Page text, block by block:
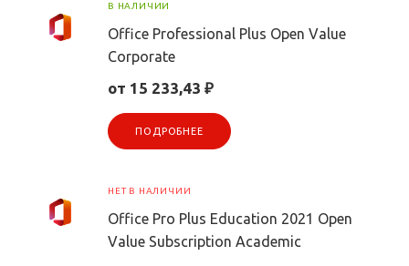
В НАЛИЧИИ
Office Professional Plus Open Value
Corporate
от 15 233,43 ₽
ПОДРОБНЕЕ
НЕТ В НАЛИЧИИ
Office Pro Plus Education 2021 Open
Value Subscription Academic